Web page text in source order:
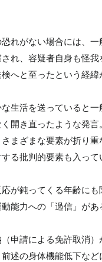
れがない場合には、
れ、容疑者自身も怪
へと至ったという経緯
生活を送っていると
く開き直ったような発
まざまな要素が折り
る批判的要素も入って
が鈍ってくる年齢に
能力への「過信」があ
申請による免許取消
述の身体機能低下な